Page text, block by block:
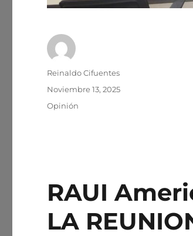
Autor
Reinaldo Cifuentes
Publicado
Noviembre 13, 2025
Categorías
Opinión
RAUI
LA